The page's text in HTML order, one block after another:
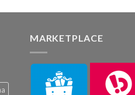
MARKETPLACE